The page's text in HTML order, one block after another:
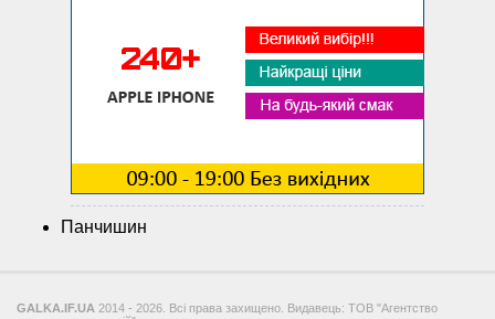
Панчишин
GALKA.IF.UA 2014 - 2026. Всі права захищено. Видавець: ТОВ "Агентство